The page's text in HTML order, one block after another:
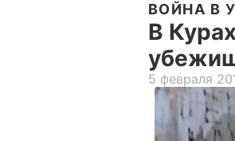
ВОЙНА В
В
5 февраля